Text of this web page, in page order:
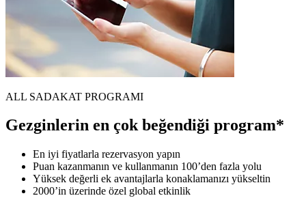
ALL SADAKAT PROGRAMI
Gezginlerin en çok beğendiği program*
En iyi fiyatlarla rezervasyon yapın
Puan kazanmanın ve kullanmanın 100’den fazla yolu
Yüksek değerli ek avantajlarla konaklamanızı yükseltin
2000’in üzerinde özel global etkinlik